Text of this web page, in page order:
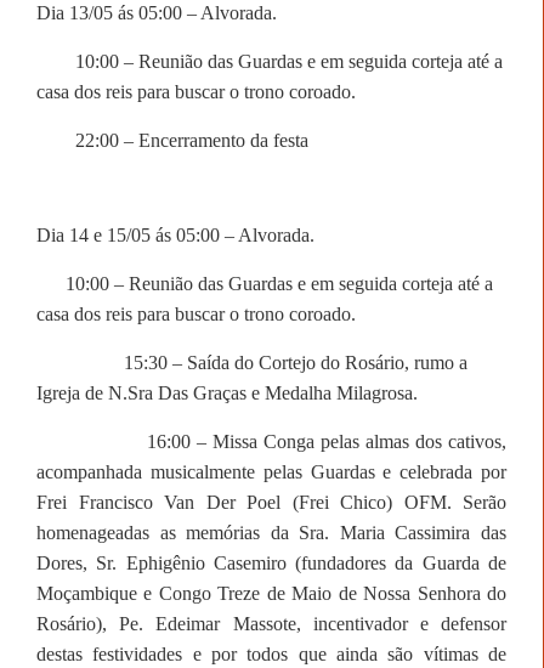
Dia 13/05 ás 05:00 – Alvorada.
10:00 – Reunião das Guardas e em seguida corteja até a
casa dos reis para buscar o trono coroado.
22:00 – Encerramento da festa
Dia 14 e 15/05 ás 05:00 – Alvorada.
10:00 – Reunião das Guardas e em seguida corteja até a
casa dos reis para buscar o trono coroado.
15:30 – Saída do Cortejo do Rosário, rumo a
Igreja de N.Sra Das Graças e Medalha Milagrosa.
16:00 – Missa Conga pelas almas dos cativos,
acompanhada musicalmente pelas Guardas e celebrada por
Frei Francisco Van Der Poel (Frei Chico) OFM. Serão
homenageadas as memórias da Sra. Maria Cassimira das
Dores, Sr. Ephigênio Casemiro (fundadores da Guarda de
Moçambique e Congo Treze de Maio de Nossa Senhora do
Rosário), Pe. Edeimar Massote, incentivador e defensor
destas festividades e por todos que ainda são vítimas de